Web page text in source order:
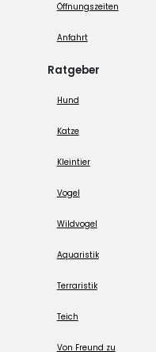
Öffnungszeiten
Anfahrt
Ratgeber
Hund
Katze
Kleintier
Vogel
Wildvogel
Aquaristik
Terraristik
Teich
Von Freund zu